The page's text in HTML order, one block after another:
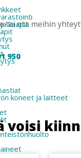
kaapit
koneet ja laitteet
tai ota meihin
950
voisi